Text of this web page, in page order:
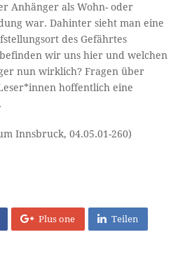
Anhänger als Wohn- oder
war. Dahinter sieht man eine
des Gefährtes
wir uns hier und welchen
nun wirklich? Fragen über
hoffentlich eine
Innsbruck, 04.05.01-260)
Plus one Teilen